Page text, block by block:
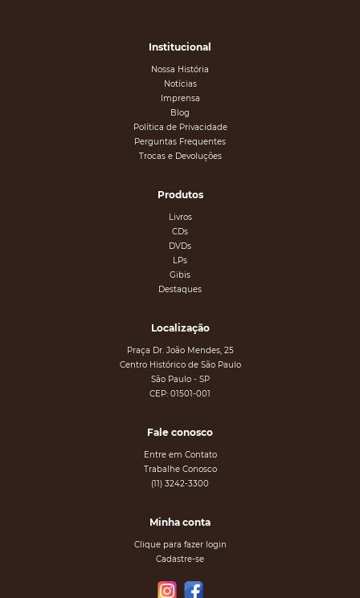
Institucional
Nossa História
Notícias
Imprensa
Blog
Política de Privacidade
Perguntas Frequentes
Trocas e Devoluções
Produtos
Livros
CDs
DVDs
LPs
Gibis
Destaques
Localização
Praça Dr. João Mendes, 25
Centro Histórico de São Paulo
São Paulo - SP
CEP: 01501-001
Fale conosco
Entre em Contato
Trabalhe Conosco
(11) 3242-3300
Minha conta
Clique para fazer login
Cadastre-se